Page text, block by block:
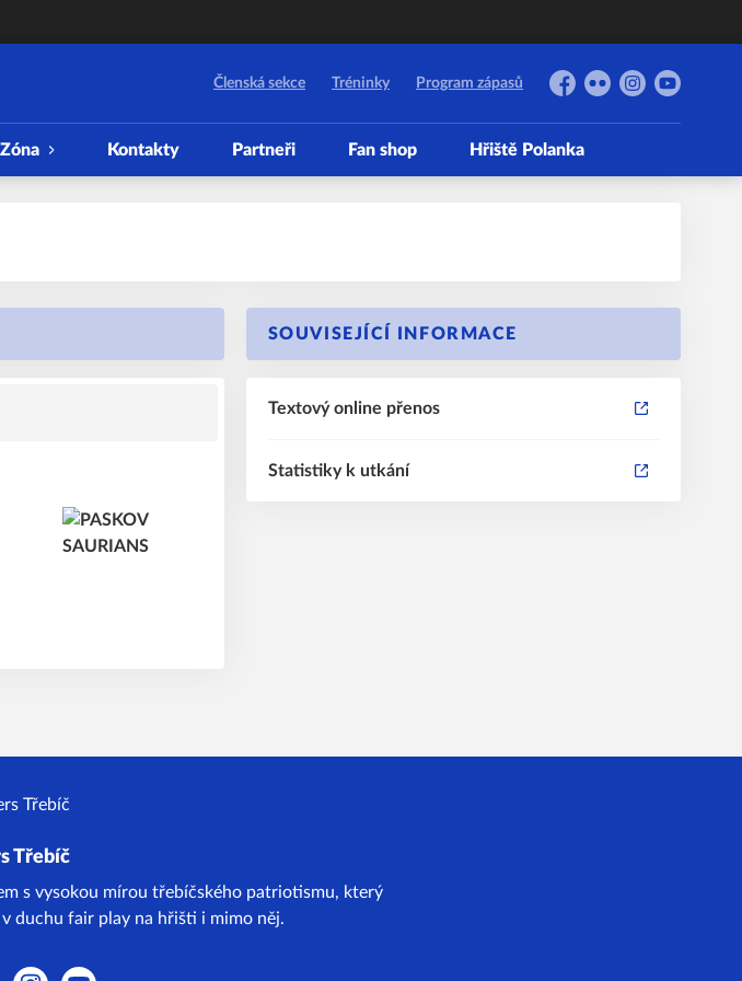
Členská sekce Tréninky Program zápasů
Facebook
FlickrInstagramYouTube
Kontakty Partneři Fan shop Hřiště Polanka
SOUVISEJÍCÍ INFORMACE
Textový online přenos
Statistiky k utkání
Třebíč
s vysokou mírou třebíčského patriotismu, který
duchu fair play na hřišti i mimo něj.